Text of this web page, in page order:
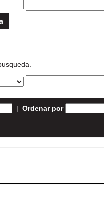
| Ordenar por